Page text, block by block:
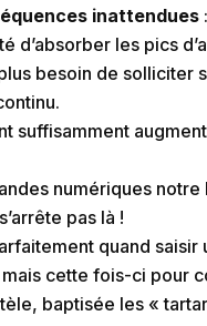
inattendues :
d’absorber les pics
besoin de
suffisamment
numériques
pas là !
quand
cette fois-ci pour
baptisée les «